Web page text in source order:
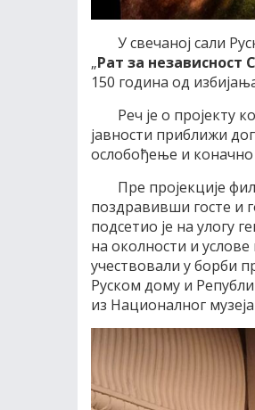
У свечаној сали
„Рат за независност
150 година од
Реч је о пројекту
јавности приближи
ослобођење и
Пре пројекције
поздравивши госте и
подсетио је на улогу
на околности и
учествовали у борби
Руском дому и
из Националног